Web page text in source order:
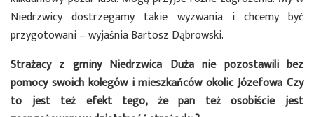
Niedrzwicy dostrzegamy takie wyzwania i chcemy być
przygotowani – wyjaśnia Bartosz Dąbrowski.
Strażacy z gminy Niedrzwica Duża nie pozostawili bez
pomocy swoich kolegów i mieszkańców okolic Józefowa Czy
to jest też efekt tego, że pan też osobiście jest